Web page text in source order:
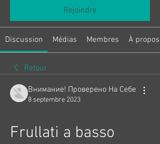
Rejoindre
Discussion Médias Membres À propos
Retour
Внимание! Проверено На Себе
8 septembre 2023
Frullati a basso